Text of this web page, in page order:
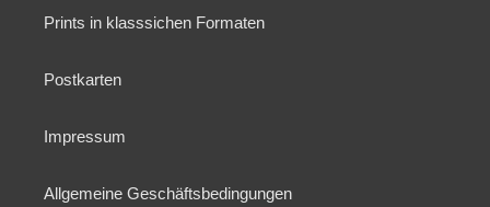
Prints in klasssichen Formaten
Postkarten
Impressum
Allgemeine Geschäftsbedingungen